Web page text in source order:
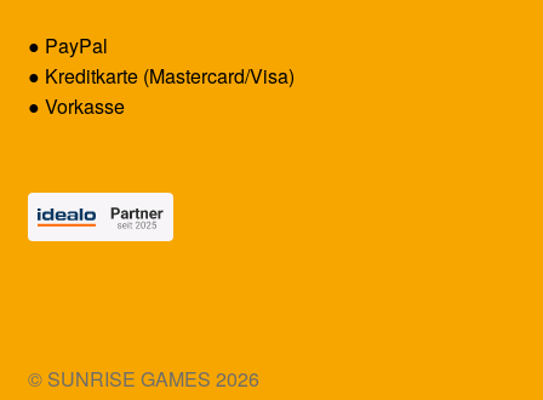
● PayPal
● Kreditkarte (Mastercard/Visa)
● Vorkasse
© SUNRISE GAMES 2026